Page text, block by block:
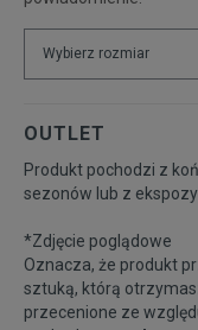
Wybierz rozmiar
XS
M
OUTLET
Produkt pochodzi z
sezonów lub z
*Zdjęcie poglądowe
Oznacza, że produkt
sztuką, którą
przecenione ze